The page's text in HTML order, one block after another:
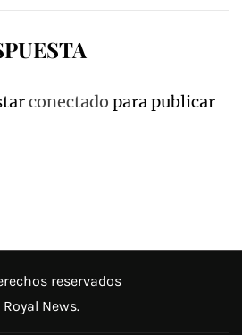
conectado para publicar
reservados
News.